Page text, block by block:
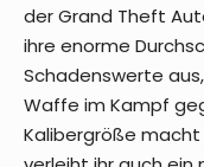
der Grand Theft
ihre enorme
Schadenswerte
Waffe im Kampf
Kalibergröße macht